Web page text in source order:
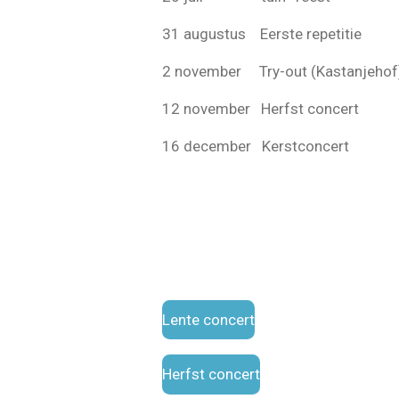
31 augustus Eerste repetitie
2 november Try-out
12 november Herfst concert
16 december
Lente concert
Herfst concert